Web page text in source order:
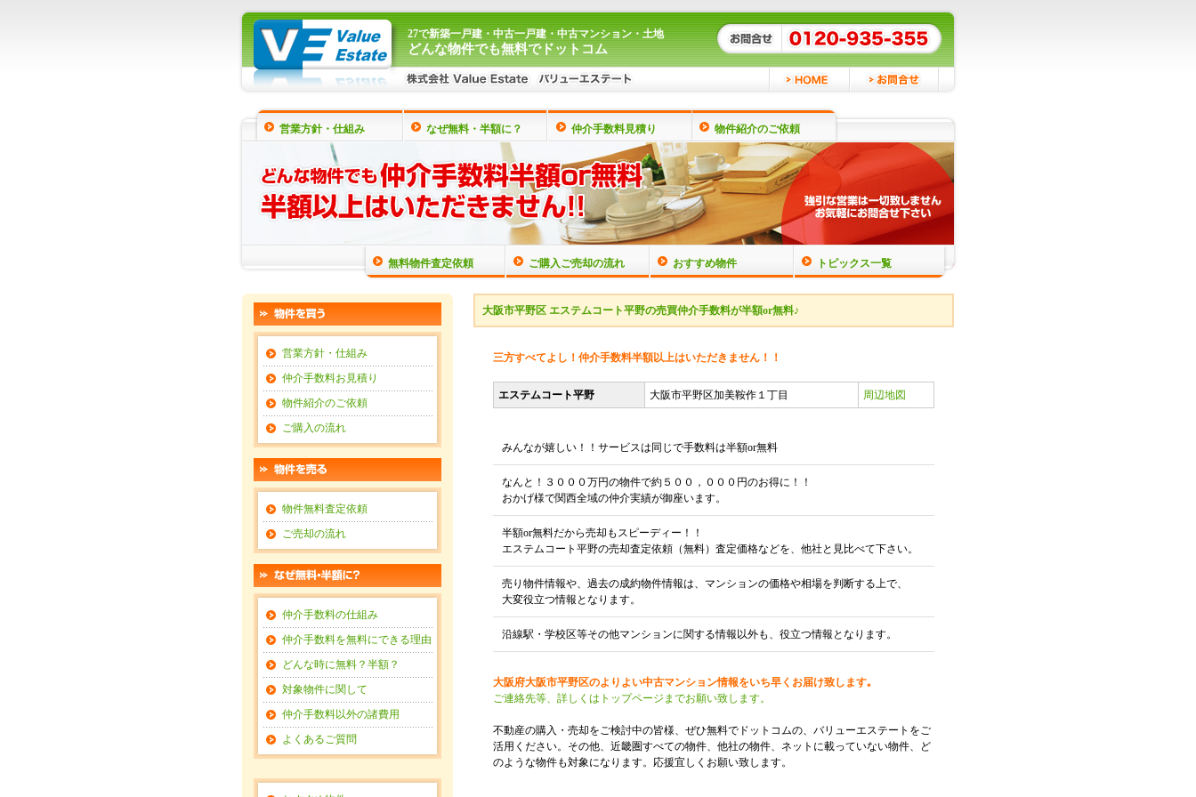
27で新築一戸建・中古一戸建・中古マンション・土地
どんな物件でも無料でドットコム
営業方針・仕組み なぜ無料・半額に？ 仲介手数料見積り 物件紹介のご依頼
無料物件査定依頼 ご購入ご売却の流れ おすすめ物件 トピックス一覧
営業方針・仕組み
仲介手数料お見積り
物件紹介のご依頼
ご購入の流れ
物件無料査定依頼
ご売却の流れ
仲介手数料の仕組み
仲介手数料を無料にできる理由
どんな時に無料？半額？
対象物件に関して
仲介手数料以外の諸費用
よくあるご質問
大阪市平野区 エステムコート平野の売買仲介手数料が半額or無料♪
三方すべてよし！仲介手数料半額以上はいただきません！！
エステムコート平野 大阪市平野区加美鞍作１丁目 周辺地図
みんなが嬉しい！！サービスは同じで手数料は半額or無料
なんと！３０００万円の物件で約５００，０００円のお得に！！
おかげ様で関西全域の仲介実績が御座います。
半額or無料だから売却もスピーディー！！
エステムコート平野の売却査定依頼（無料）査定価格などを、他社と見比べて下さい。
売り物件情報や、過去の成約物件情報は、マンションの価格や相場を判断する上で、
大変役立つ情報となります。
沿線駅・学校区等その他マンションに関する情報以外も、役立つ情報となります。
大阪府大阪市平野区のよりよい中古マンション情報をいち早くお届け致します｡
ご連絡先等、詳しくはトップページまでお願い致します。
不動産の購入・売却をご検討中の皆様、ぜひ無料でドットコムの、バリューエステートをご
活用ください。その他、近畿圏すべての物件、他社の物件、ネットに載っていない物件、ど
のような物件も対象になります。応援宜しくお願い致します。